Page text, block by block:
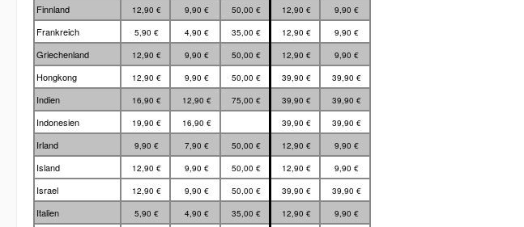
Finnland 12,90 € 9,90 € 50,00 € 12,90 € 9,90 €
Frankreich 5,90 € 4,90 € 35,00 € 12,90 € 9,90 €
Griechenland 12,90 € 9,90 € 50,00 € 12,90 € 9,90 €
Hongkong 12,90 € 9,90 € 50,00 € 39,90 € 39,90 €
Indien 16,90 € 12,90 € 75,00 € 39,90 € 39,90 €
Indonesien 19,90 € 16,90 € 39,90 € 39,90 €
Irland 9,90 € 7,90 € 50,00 € 12,90 € 9,90 €
Island 12,90 € 9,90 € 50,00 € 12,90 € 9,90 €
Israel 12,90 € 9,90 € 50,00 € 39,90 € 39,90 €
Italien 5,90 € 4,90 € 35,00 € 12,90 € 9,90 €